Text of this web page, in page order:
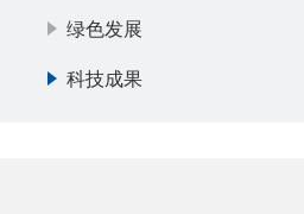
绿色发展
科技成果